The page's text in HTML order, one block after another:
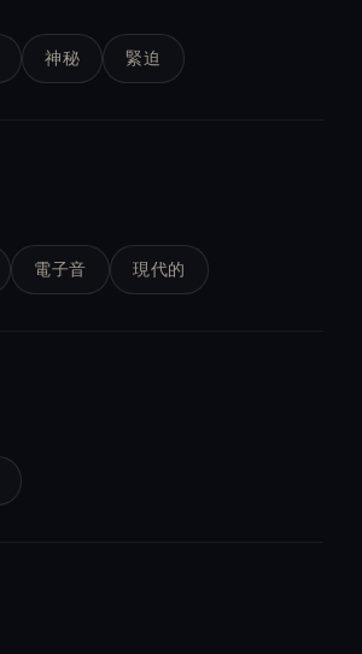
神秘 緊迫
電子音 現代的